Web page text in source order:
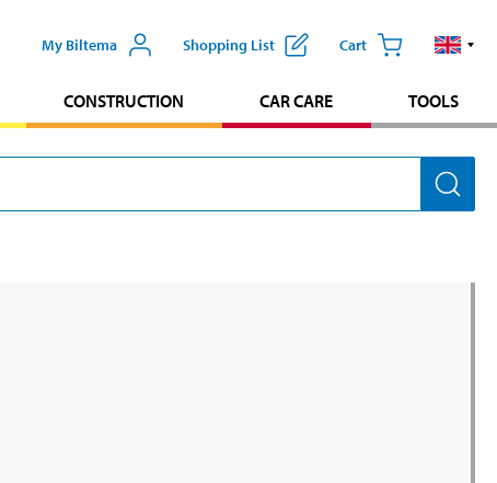
My Biltema Shopping List Cart
CONSTRUCTION CAR CARE TOOLS